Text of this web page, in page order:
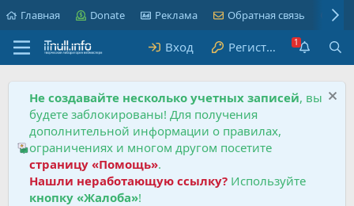
Главная Donate Реклама Обратная связь
Вход Регистрация
Не создавайте несколько учетных записей, вы
будете заблокированы! Для получения
дополнительной информации о правилах,
ограничениях и многом другом посетите
страницу «Помощь».
Нашли неработающую ссылку? Используйте
кнопку «Жалоба»!